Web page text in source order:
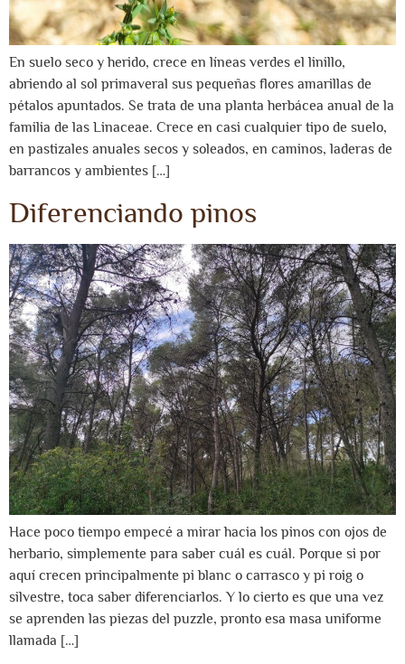
En suelo seco y herido, crece en líneas verdes el linillo,
abriendo al sol primaveral sus pequeñas flores amarillas de
pétalos apuntados. Se trata de una planta herbácea anual de la
familia de las Linaceae. Crece en casi cualquier tipo de suelo,
en pastizales anuales secos y soleados, en caminos, laderas de
barrancos y ambientes […]
Diferenciando pinos
Hace poco tiempo empecé a mirar hacia los pinos con ojos de
herbario, simplemente para saber cuál es cuál. Porque si por
aquí crecen principalmente pi blanc o carrasco y pi roig o
silvestre, toca saber diferenciarlos. Y lo cierto es que una vez
se aprenden las piezas del puzzle, pronto esa masa uniforme
llamada […]